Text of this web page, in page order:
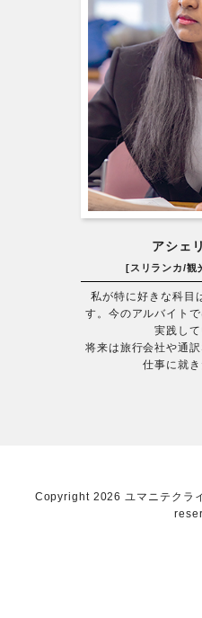
アシェ
[スリランカ/観
私が特に好きな科目
す。今のアルバイト
実践して
将来は旅行会社や通
仕事に就き
Copyright 2026 ユマニテクラ